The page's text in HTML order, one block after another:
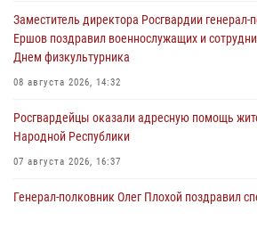
Заместитель директора Росгвардии
Ершов поздравил военнослужащих и
Днем физкультурника
08 августа 2026, 14:32
Росгвардейцы оказали адресную помощь
Народной Республики
07 августа 2026, 16:37
Генерал-полковник Олег Плохой поздравил